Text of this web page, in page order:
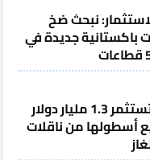
نبحث ضخ
باكستانية جديدة في
الإمارات تستثمر 1.3 مليار دولار
أسطولها من ناقلات